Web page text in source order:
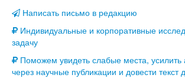
Написать письмо в редакцию
Индивидуальные и корпоративные
задачу
Поможем увидеть слабые места, усилить
через научные публикации и довести текст